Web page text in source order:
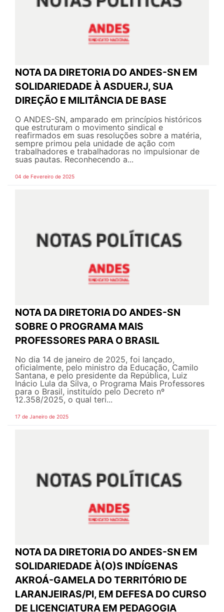
NOTA DA DIRETORIA DO ANDES-SN EM
SOLIDARIEDADE À ASDUERJ, SUA
DIREÇÃO E MILITÂNCIA DE BASE
O ANDES-SN, amparado em princípios históricos
que estruturam o movimento sindical e
reafirmados em suas resoluções sobre a matéria,
sempre primou pela unidade de ação com
trabalhadores e trabalhadoras no impulsionar de
suas pautas. Reconhecendo a...
04 de Fevereiro de 2025
NOTA DA DIRETORIA DO ANDES-SN
SOBRE O PROGRAMA MAIS
PROFESSORES PARA O BRASIL
No dia 14 de janeiro de 2025, foi lançado,
oficialmente, pelo ministro da Educação, Camilo
Santana, e pelo presidente da República, Luiz
Inácio Lula da Silva, o Programa Mais Professores
para o Brasil, instituído pelo Decreto nº
12.358/2025, o qual teri...
17 de Janeiro de 2025
NOTA DA DIRETORIA DO ANDES-SN EM
SOLIDARIEDADE À(O)S INDÍGENAS
AKROÁ-GAMELA DO TERRITÓRIO DE
LARANJEIRAS/PI, EM DEFESA DO CURSO
DE LICENCIATURA EM PEDAGOGIA